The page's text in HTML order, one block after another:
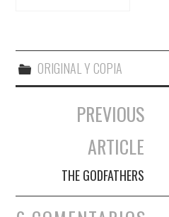
ORIGINAL Y COPIA
Navegación de
PREVIOUS
ARTICLE
THE GODFATHERS